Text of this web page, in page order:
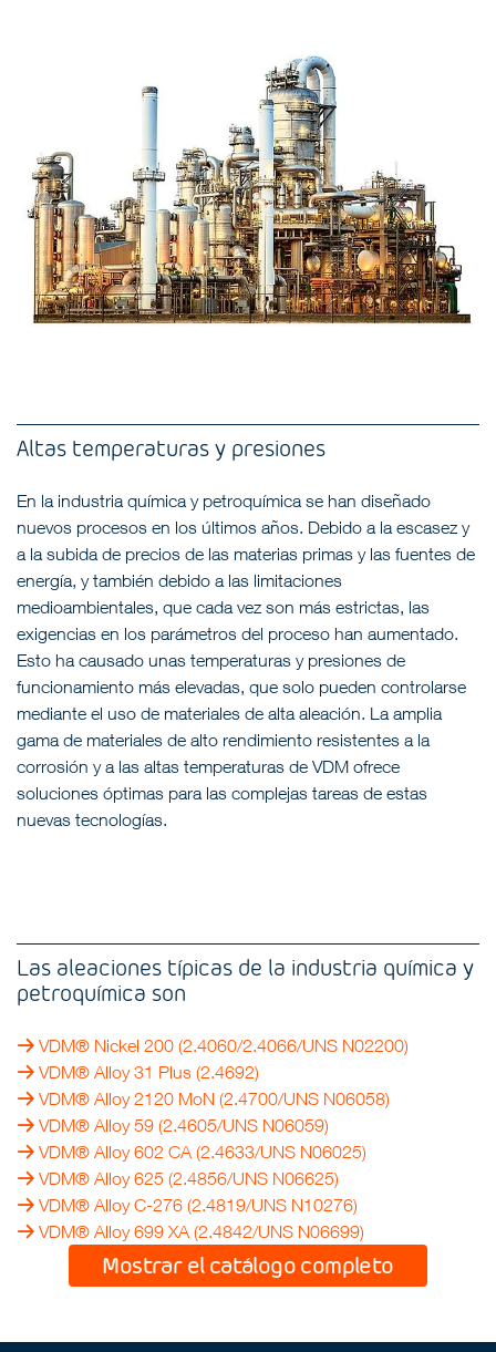
Altas temperaturas y presiones
En la industria química y petroquímica se han diseñado
nuevos procesos en los últimos años. Debido a la escasez y
a la subida de precios de las materias primas y las fuentes de
energía, y también debido a las limitaciones
medioambientales, que cada vez son más estrictas, las
exigencias en los parámetros del proceso han aumentado.
Esto ha causado unas temperaturas y presiones de
funcionamiento más elevadas, que solo pueden controlarse
mediante el uso de materiales de alta aleación. La amplia
gama de materiales de alto rendimiento resistentes a la
corrosión y a las altas temperaturas de VDM ofrece
soluciones óptimas para las complejas tareas de estas
nuevas tecnologías.
Las aleaciones típicas de la industria química y
petroquímica son
VDM® Nickel 200 (2.4060/2.4066/UNS N02200)
VDM® Alloy 31 Plus(2.4692)
VDM® Alloy 2120 MoN(2.4700/UNS N06058)
VDM® Alloy 59(2.4605/UNS N06059)
VDM® Alloy 602 CA(2.4633/UNS N06025)
VDM® Alloy 625(2.4856/UNS N06625)
VDM® Alloy C-276(2.4819/UNS N10276)
VDM® Alloy 699 XA (2.4842/UNS N06699)
Mostrar el catálogo completo